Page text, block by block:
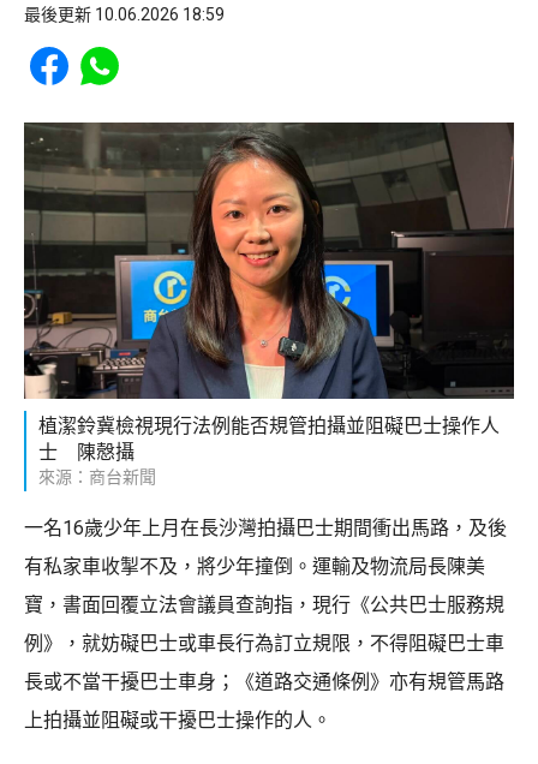
最後更新 10.06.2026 18:59
Share to Facebook
Share to WhatsApp
植潔鈴冀檢視現行法例能否規管拍攝並阻礙巴士操作人
士 陳慤攝
來源：商台新聞
一名16歲少年上月在長沙灣拍攝巴士期間衝出馬路，及後
有私家車收掣不及，將少年撞倒。運輸及物流局長陳美
寶，書面回覆立法會議員查詢指，現行《公共巴士服務規
例》，就妨礙巴士或車長行為訂立規限，不得阻礙巴士車
長或不當干擾巴士車身；《道路交通條例》亦有規管馬路
上拍攝並阻礙或干擾巴士操作的人。